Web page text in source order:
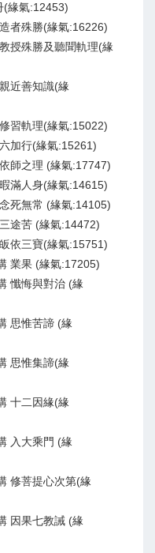
緣氣:12453)
者殊勝(緣氣:16226)
授殊勝及聽聞軌理(緣
近善知識(緣
習軌理(緣氣:15022)
加行(緣氣:15261)
師之理 (緣氣:17747)
滿人身(緣氣:14615)
死無常 (緣氣:14105)
途苦 (緣氣:14472)
依三寶(緣氣:15751)
業果 (緣氣:17205)
懺悔與對治 (緣
思惟苦諦 (緣
思惟集諦(緣
十二因緣(緣
入大乘門 (緣
修菩提心次第(緣
因果七教誡 (緣